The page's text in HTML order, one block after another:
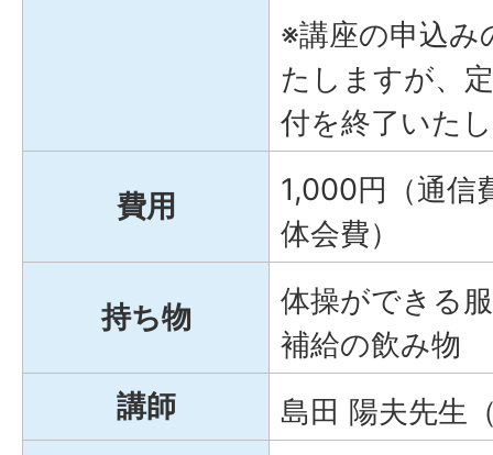
※講座の申込み
たしますが、
付を終了いた
費用
1,000円（通信
体会費）
持ち物
体操ができる
補給の飲み物
講師
島田 陽夫先生